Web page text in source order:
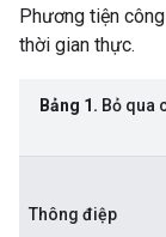
Phương tiện
thời gian thực.
Bảng 1. Bỏ qua
Thông điệp